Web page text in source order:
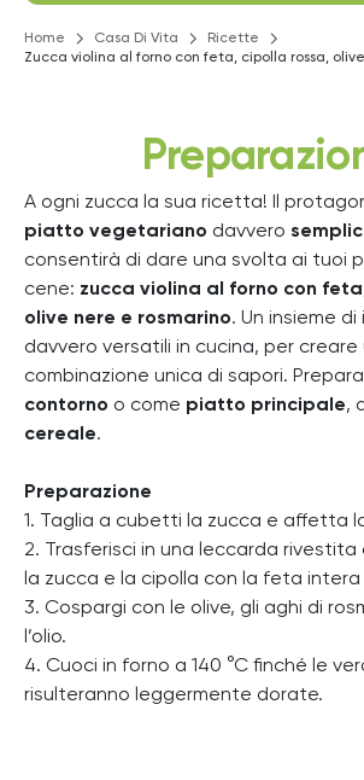
Home Casa Di Vita
Ricette
Zucca violina al forno con feta, cipolla rossa,
A ogni zucca la sua ricetta!
Il
piatto vegetariano davvero
consentirà di dare una svolta ai tuoi
cene: zucca violina al forno con
olive nere e rosmarino. Un insieme
davvero versatili in cucina, per creare
combinazione unica di sapori.
contorno o come piatto principale,
cereale.
Preparazione
1. Taglia a cubetti la zucca e affetta
2. Trasferisci in una leccarda
la zucca e la cipolla con la feta
3. Cospargi con le olive, gli aghi di
l’olio.
4. Cuoci in forno a 140 °C finché le
risulteranno leggermente dorate.